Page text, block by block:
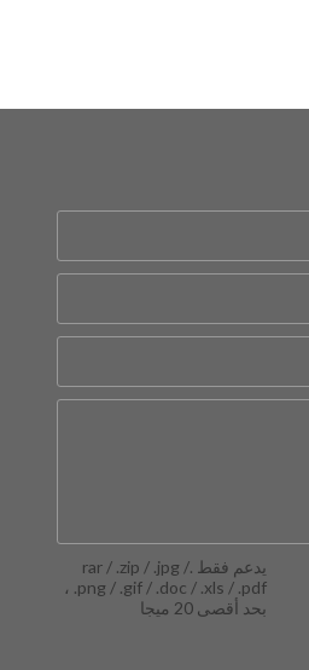
يدعم فقط .rar / .zip / .jpg /
.png / .gif / .doc / .xls / .pdf ،
بحد أقصى 20 ميجا